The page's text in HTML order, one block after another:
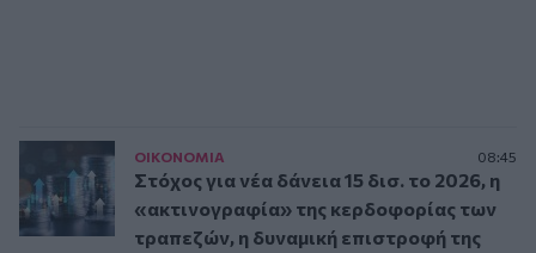
ΟΙΚΟΝΟΜΙΑ 08:45
Στόχος για νέα δάνεια 15 δισ. το 2026, η
«ακτινογραφία» της κερδοφορίας των
τραπεζών, η δυναμική επιστροφή της